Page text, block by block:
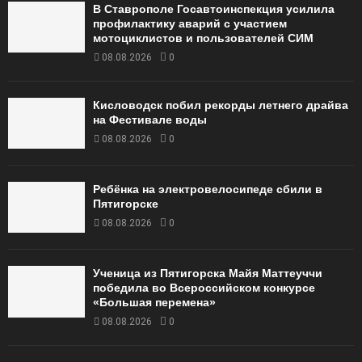
В Ставрополе Госавтоинспекция усилила
профилактику аварий с участием
мотоциклистов и пользователей СИМ
08.08.2026 0
Кисловодск побил рекорды летнего драйва
на Фестивале воды
08.08.2026 0
Ребёнка на электровелосипеде сбили в
Пятигорске
08.08.2026 0
Ученица из Пятигорска Майя Маттеуччи
победила во Всероссийском конкурсе
«Большая перемена»
08.08.2026 0